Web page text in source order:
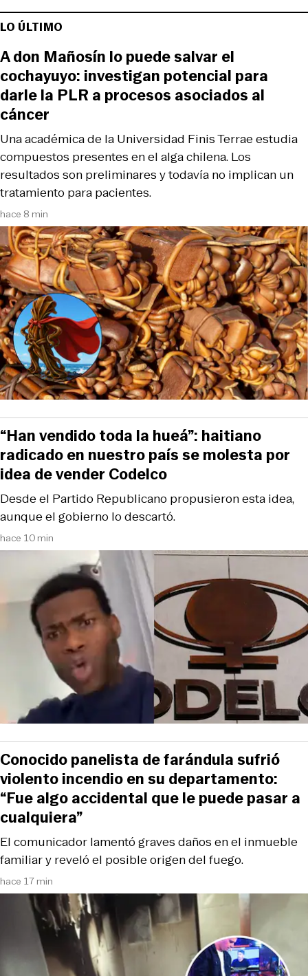
LO ÚLTIMO
hace 8 min
Una académica de la Universidad Finis Terrae estudia
compuestos presentes en el alga chilena. Los
resultados son preliminares y todavía no implican un
tratamiento para pacientes.
A don Mañosín lo puede salvar el
cochayuyo: investigan potencial para
darle la PLR a procesos asociados al
cáncer
hace 10 min
Desde el Partido Republicano propusieron esta idea,
aunque el gobierno lo descartó.
“Han vendido toda la hueá”: haitiano
radicado en nuestro país se molesta por
idea de vender Codelco
hace 17 min
El comunicador lamentó graves daños en el inmueble
familiar y reveló el posible origen del fuego.
Conocido panelista de farándula sufrió
violento incendio en su departamento:
“Fue algo accidental que le puede pasar a
cualquiera”